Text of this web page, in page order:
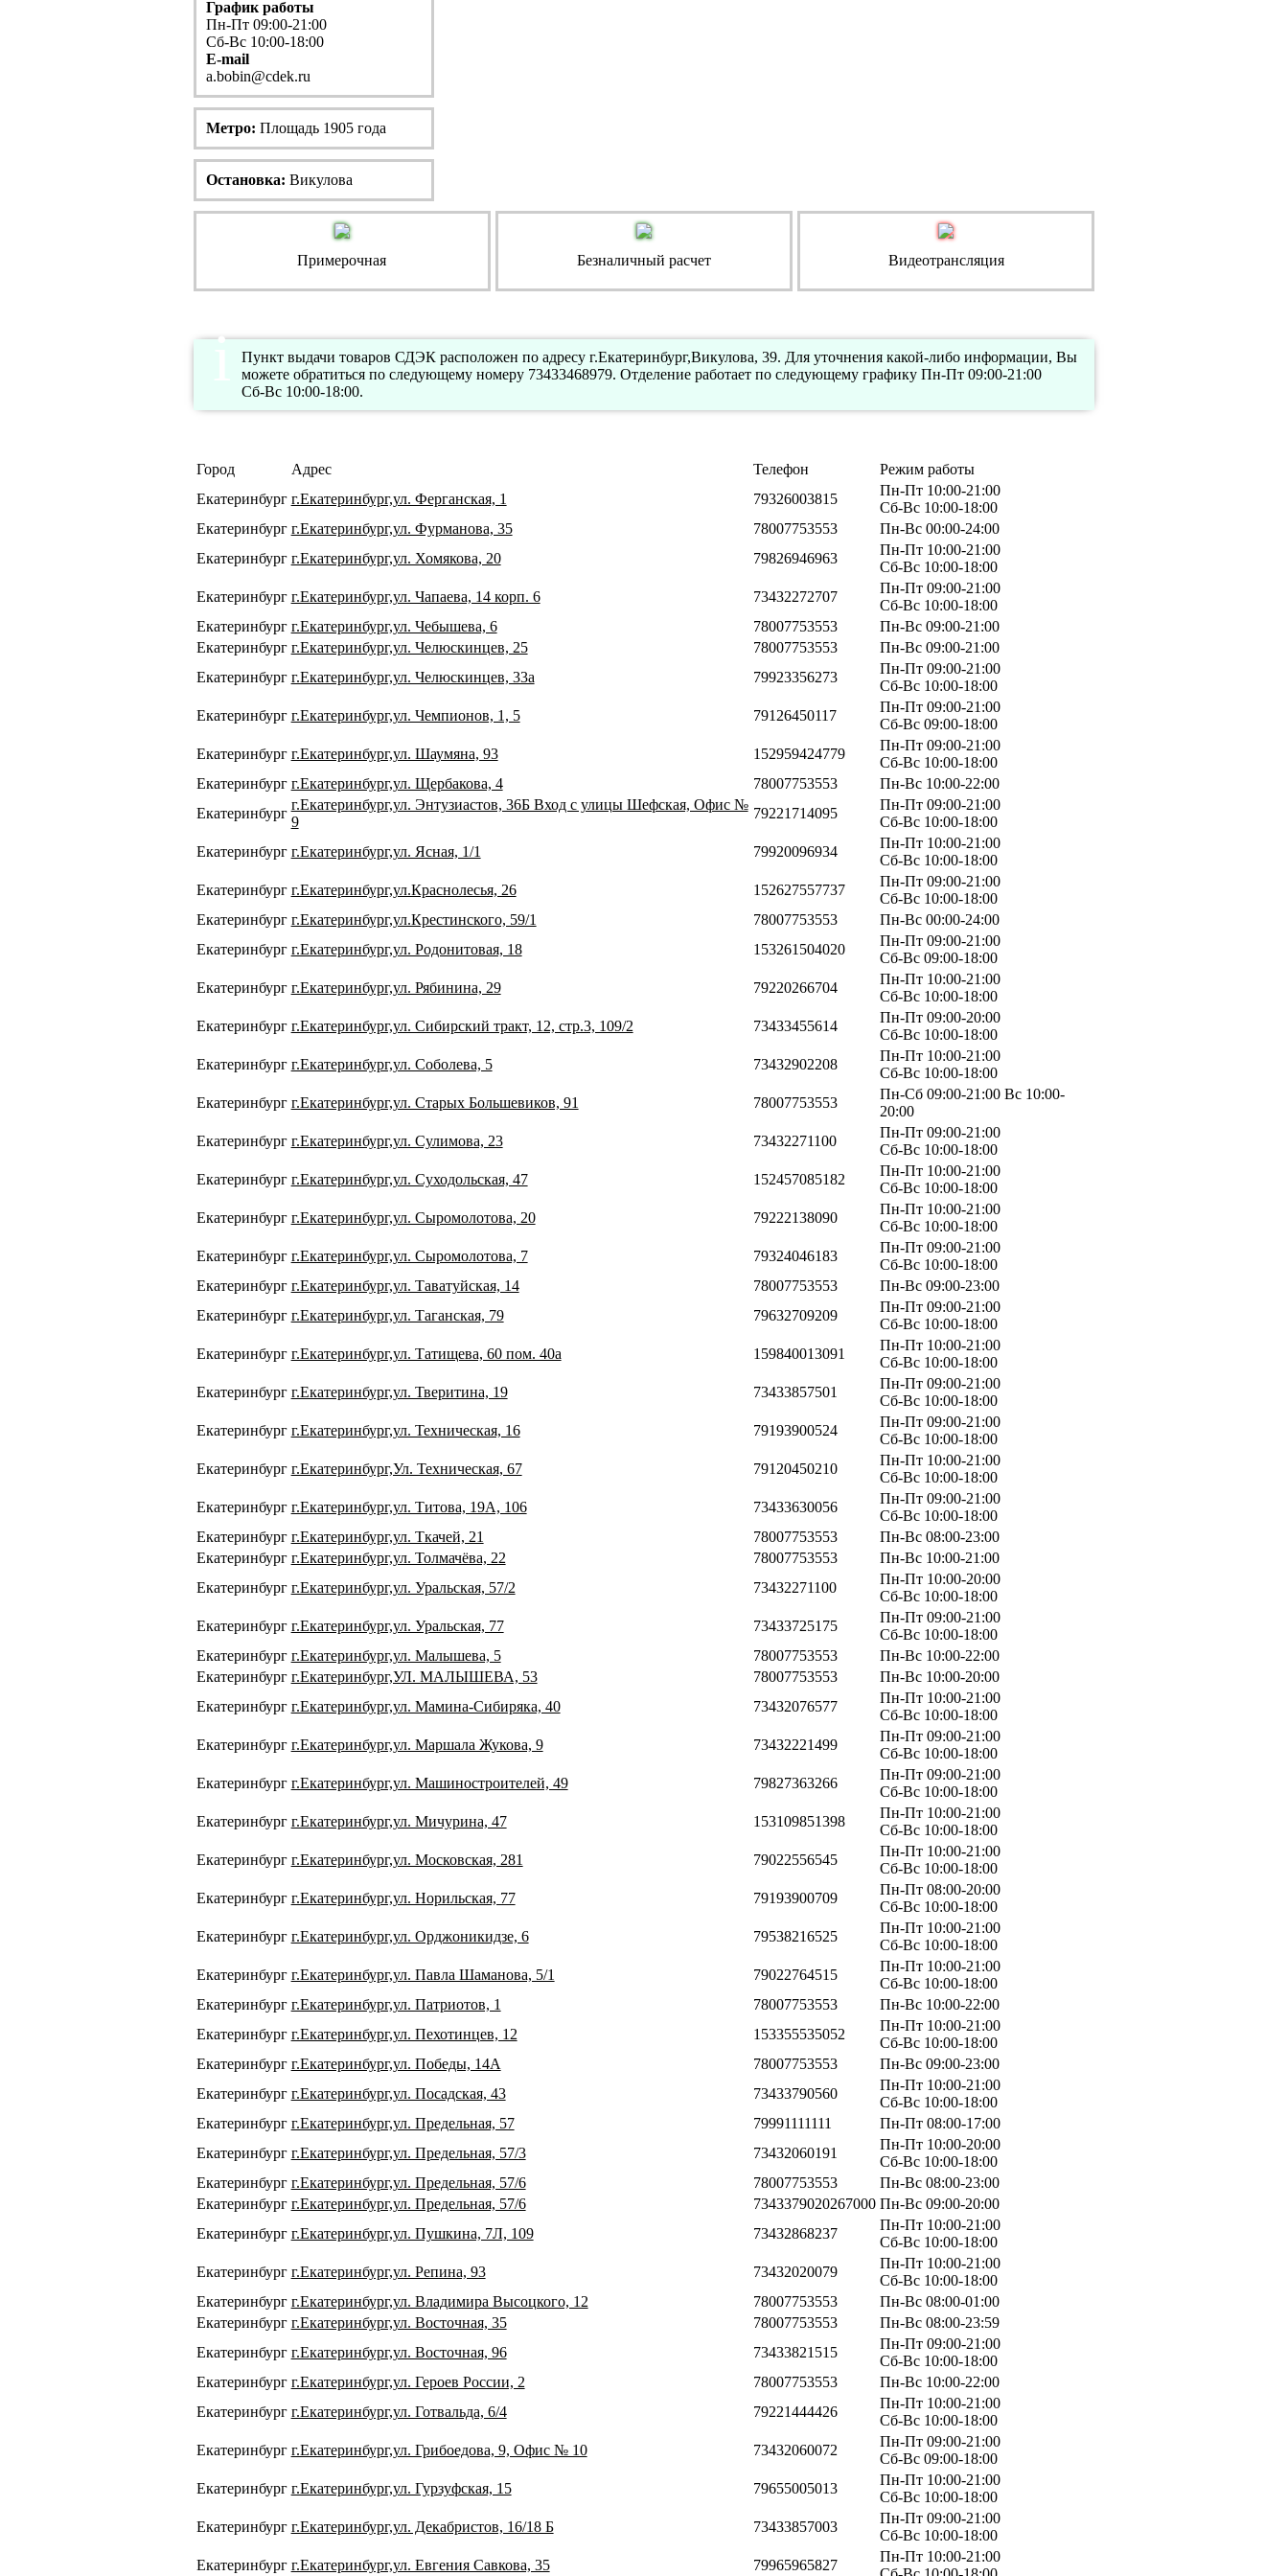
График работы
Пн-Пт 09:00-21:00
Сб-Вс 10:00-18:00
E-mail
a.bobin@cdek.ru
Метро: Площадь 1905 года
Остановка: Викулова
Примерочная Безналичный расчет Видеотрансляция
Пункт выдачи товаров СДЭК расположен по адресу г.Екатеринбург,Викулова, 39. Для уточнения какой-либо информации, Вы
можете обратиться по следующему номеру 73433468979. Отделение работает по следующему графику Пн-Пт 09:00-21:00
Сб-Вс 10:00-18:00.
Город Адрес Телефон
Режим работы
Екатеринбург г.Екатеринбург,ул. Ферганская, 1 79326003815
Пн-Пт 10:00-21:00
Сб-Вс 10:00-18:00
Екатеринбург г.Екатеринбург,ул. Фурманова, 35 78007753553
Пн-Вс 00:00-24:00
Екатеринбург г.Екатеринбург,ул. Хомякова, 20 79826946963
Пн-Пт 10:00-21:00
Сб-Вс 10:00-18:00
Екатеринбург г.Екатеринбург,ул. Чапаева, 14 корп. 6 73432272707
Пн-Пт 09:00-21:00
Сб-Вс 10:00-18:00
Екатеринбург г.Екатеринбург,ул. Чебышева, 6 78007753553
Пн-Вс 09:00-21:00
Екатеринбург г.Екатеринбург,ул. Челюскинцев, 25 78007753553
Пн-Вс 09:00-21:00
Екатеринбург г.Екатеринбург,ул. Челюскинцев, 33а 79923356273
Пн-Пт 09:00-21:00
Сб-Вс 10:00-18:00
Екатеринбург г.Екатеринбург,ул. Чемпионов, 1, 5 79126450117
Пн-Пт 09:00-21:00
Сб-Вс 09:00-18:00
Екатеринбург г.Екатеринбург,ул. Шаумяна, 93 152959424779
Пн-Пт 09:00-21:00
Сб-Вс 10:00-18:00
Екатеринбург г.Екатеринбург,ул. Щербакова, 4 78007753553
Пн-Вс 10:00-22:00
Екатеринбург
г.Екатеринбург,ул. Энтузиастов, 36Б Вход с улицы Шефская, Офис №
9
79221714095
Пн-Пт 09:00-21:00
Сб-Вс 10:00-18:00
Екатеринбург г.Екатеринбург,ул. Ясная, 1/1 79920096934
Пн-Пт 10:00-21:00
Сб-Вс 10:00-18:00
Екатеринбург г.Екатеринбург,ул.Краснолесья, 26 152627557737
Пн-Пт 09:00-21:00
Сб-Вс 10:00-18:00
Екатеринбург г.Екатеринбург,ул.Крестинского, 59/1 78007753553
Пн-Вс 00:00-24:00
Екатеринбург г.Екатеринбург,ул. Родонитовая, 18 153261504020
Пн-Пт 09:00-21:00
Сб-Вс 09:00-18:00
Екатеринбург г.Екатеринбург,ул. Рябинина, 29 79220266704
Пн-Пт 10:00-21:00
Сб-Вс 10:00-18:00
Екатеринбург г.Екатеринбург,ул. Сибирский тракт, 12, стр.3, 109/2 73433455614
Пн-Пт 09:00-20:00
Сб-Вс 10:00-18:00
Екатеринбург г.Екатеринбург,ул. Соболева, 5 73432902208
Пн-Пт 10:00-21:00
Сб-Вс 10:00-18:00
Екатеринбург г.Екатеринбург,ул. Старых Большевиков, 91 78007753553
Пн-Сб 09:00-21:00 Вс 10:00-
20:00
Екатеринбург г.Екатеринбург,ул. Сулимова, 23 73432271100
Пн-Пт 09:00-21:00
Сб-Вс 10:00-18:00
Екатеринбург г.Екатеринбург,ул. Суходольская, 47 152457085182
Пн-Пт 10:00-21:00
Сб-Вс 10:00-18:00
Екатеринбург г.Екатеринбург,ул. Сыромолотова, 20 79222138090
Пн-Пт 10:00-21:00
Сб-Вс 10:00-18:00
Екатеринбург г.Екатеринбург,ул. Сыромолотова, 7 79324046183
Пн-Пт 09:00-21:00
Сб-Вс 10:00-18:00
Екатеринбург г.Екатеринбург,ул. Таватуйская, 14 78007753553
Пн-Вс 09:00-23:00
Екатеринбург г.Екатеринбург,ул. Таганская, 79 79632709209
Пн-Пт 09:00-21:00
Сб-Вс 10:00-18:00
Екатеринбург г.Екатеринбург,ул. Татищева, 60 пом. 40а 159840013091
Пн-Пт 10:00-21:00
Сб-Вс 10:00-18:00
Екатеринбург г.Екатеринбург,ул. Тверитина, 19 73433857501
Пн-Пт 09:00-21:00
Сб-Вс 10:00-18:00
Екатеринбург г.Екатеринбург,ул. Техническая, 16 79193900524
Пн-Пт 09:00-21:00
Сб-Вс 10:00-18:00
Екатеринбург г.Екатеринбург,Ул. Техническая, 67 79120450210
Пн-Пт 10:00-21:00
Сб-Вс 10:00-18:00
Екатеринбург г.Екатеринбург,ул. Титова, 19А, 106 73433630056
Пн-Пт 09:00-21:00
Сб-Вс 10:00-18:00
Екатеринбург г.Екатеринбург,ул. Ткачей, 21 78007753553
Пн-Вс 08:00-23:00
Екатеринбург г.Екатеринбург,ул. Толмачёва, 22 78007753553
Пн-Вс 10:00-21:00
Екатеринбург г.Екатеринбург,ул. Уральская, 57/2 73432271100
Пн-Пт 10:00-20:00
Сб-Вс 10:00-18:00
Екатеринбург г.Екатеринбург,ул. Уральская, 77 73433725175
Пн-Пт 09:00-21:00
Сб-Вс 10:00-18:00
Екатеринбург г.Екатеринбург,ул. Малышева, 5 78007753553
Пн-Вс 10:00-22:00
Екатеринбург г.Екатеринбург,УЛ. МАЛЫШЕВА, 53 78007753553
Пн-Вс 10:00-20:00
Екатеринбург г.Екатеринбург,ул. Мамина-Сибиряка, 40 73432076577
Пн-Пт 10:00-21:00
Сб-Вс 10:00-18:00
Екатеринбург г.Екатеринбург,ул. Маршала Жукова, 9 73432221499
Пн-Пт 09:00-21:00
Сб-Вс 10:00-18:00
Екатеринбург г.Екатеринбург,ул. Машиностроителей, 49 79827363266
Пн-Пт 09:00-21:00
Сб-Вс 10:00-18:00
Екатеринбург г.Екатеринбург,ул. Мичурина, 47 153109851398
Пн-Пт 10:00-21:00
Сб-Вс 10:00-18:00
Екатеринбург г.Екатеринбург,ул. Московская, 281 79022556545
Пн-Пт 10:00-21:00
Сб-Вс 10:00-18:00
Екатеринбург г.Екатеринбург,ул. Норильская, 77 79193900709
Пн-Пт 08:00-20:00
Сб-Вс 10:00-18:00
Екатеринбург г.Екатеринбург,ул. Орджоникидзе, 6 79538216525
Пн-Пт 10:00-21:00
Сб-Вс 10:00-18:00
Екатеринбург г.Екатеринбург,ул. Павла Шаманова, 5/1 79022764515
Пн-Пт 10:00-21:00
Сб-Вс 10:00-18:00
Екатеринбург г.Екатеринбург,ул. Патриотов, 1 78007753553
Пн-Вс 10:00-22:00
Екатеринбург г.Екатеринбург,ул. Пехотинцев, 12 153355535052
Пн-Пт 10:00-21:00
Сб-Вс 10:00-18:00
Екатеринбург г.Екатеринбург,ул. Победы, 14А 78007753553
Пн-Вс 09:00-23:00
Екатеринбург г.Екатеринбург,ул. Посадская, 43 73433790560
Пн-Пт 10:00-21:00
Сб-Вс 10:00-18:00
Екатеринбург г.Екатеринбург,ул. Предельная, 57 79991111111
Пн-Пт 08:00-17:00
Екатеринбург г.Екатеринбург,ул. Предельная, 57/3 73432060191
Пн-Пт 10:00-20:00
Сб-Вс 10:00-18:00
Екатеринбург г.Екатеринбург,ул. Предельная, 57/6 78007753553
Пн-Вс 08:00-23:00
Екатеринбург г.Екатеринбург,ул. Предельная, 57/6 7343379020267000 Пн-Вс 09:00-20:00
Екатеринбург г.Екатеринбург,ул. Пушкина, 7Л, 109 73432868237
Пн-Пт 10:00-21:00
Сб-Вс 10:00-18:00
Екатеринбург г.Екатеринбург,ул. Репина, 93 73432020079
Пн-Пт 10:00-21:00
Сб-Вс 10:00-18:00
Екатеринбург г.Екатеринбург,ул. Владимира Высоцкого, 12 78007753553
Пн-Вс 08:00-01:00
Екатеринбург г.Екатеринбург,ул. Восточная, 35 78007753553
Пн-Вс 08:00-23:59
Екатеринбург г.Екатеринбург,ул. Восточная, 96 73433821515
Пн-Пт 09:00-21:00
Сб-Вс 10:00-18:00
Екатеринбург г.Екатеринбург,ул. Героев России, 2 78007753553
Пн-Вс 10:00-22:00
Екатеринбург г.Екатеринбург,ул. Готвальда, 6/4 79221444426
Пн-Пт 10:00-21:00
Сб-Вс 10:00-18:00
Екатеринбург г.Екатеринбург,ул. Грибоедова, 9, Офис № 10 73432060072
Пн-Пт 09:00-21:00
Сб-Вс 09:00-18:00
Екатеринбург г.Екатеринбург,ул. Гурзуфская, 15 79655005013
Пн-Пт 10:00-21:00
Сб-Вс 10:00-18:00
Екатеринбург г.Екатеринбург,ул. Декабристов, 16/18 Б 73433857003
Пн-Пт 09:00-21:00
Сб-Вс 10:00-18:00
Екатеринбург г.Екатеринбург,ул. Евгения Савкова, 35 79965965827
Пн-Пт 10:00-21:00